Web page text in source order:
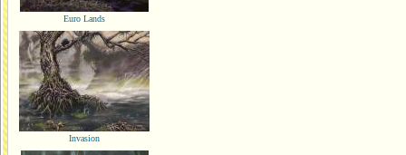
Euro Lands
Invasion